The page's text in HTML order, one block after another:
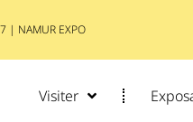
| NAMUR EXPO
Visiter